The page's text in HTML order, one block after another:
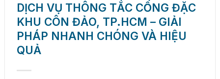
DỊCH VỤ THÔNG TẮC CỐNG ĐẶC
KHU CÔN ĐẢO, TP.HCM – GIẢI
PHÁP NHANH CHÓNG VÀ HIỆU
QUẢ